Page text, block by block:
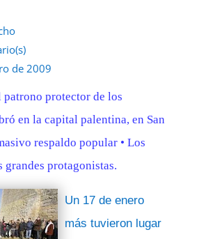
de 2009
protector de los
en la capital palentina, en San
respaldo popular • Los
grandes protagonistas.
Un 17 de enero
más tuvieron lugar